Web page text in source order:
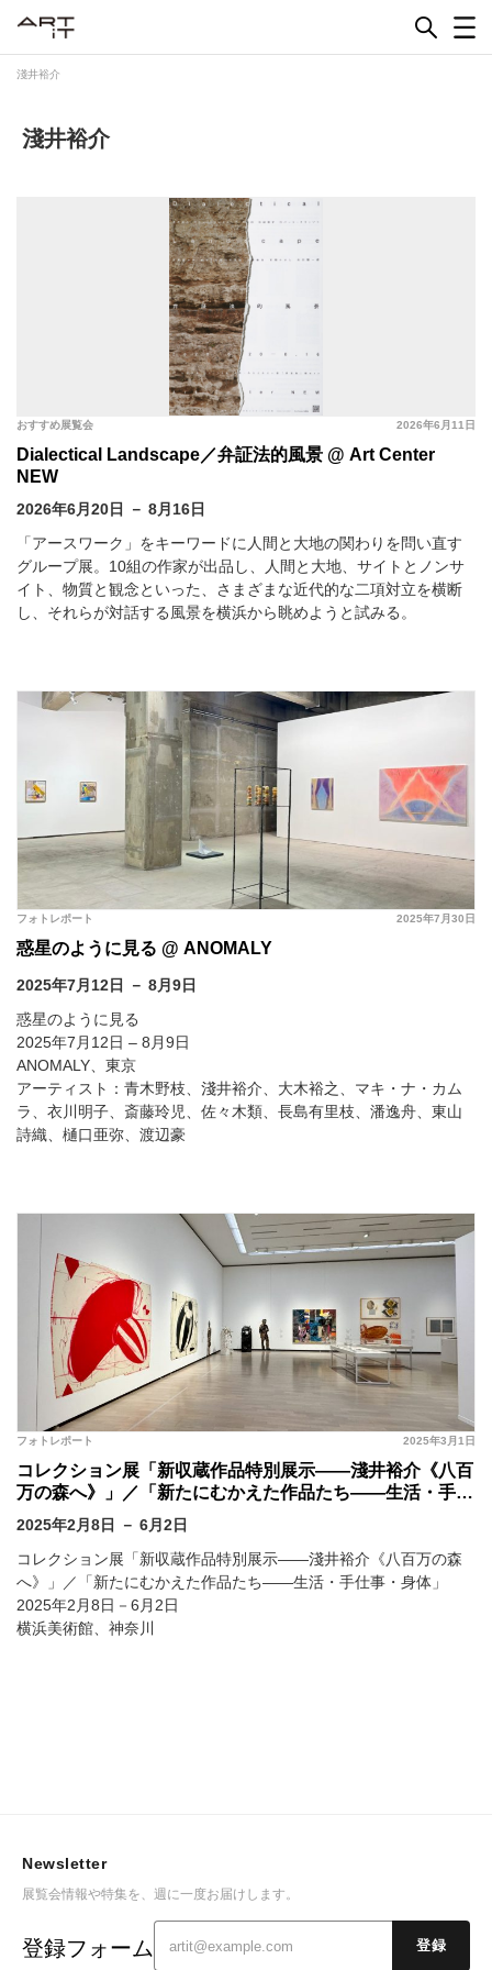
淺井裕介
淺井裕介
2026年6月11日
おすすめ展覧会
Dialectical Landscape／弁証法的風景 @ Art Center
NEW
2026年6月20日 － 8月16日
「アースワーク」をキーワードに人間と大地の関わりを問い直す
グループ展。10組の作家が出品し、人間と大地、サイトとノンサ
イト、物質と観念といった、さまざまな近代的な二項対立を横断
し、それらが対話する風景を横浜から眺めようと試みる。
2025年7月30日
フォトレポート
惑星のように見る @ ANOMALY
2025年7月12日 － 8月9日
惑星のように見る
2025年7月12日 – 8月9日
ANOMALY、東京
アーティスト：青木野枝、淺井裕介、大木裕之、マキ・ナ・カム
ラ、衣川明子、斎藤玲児、佐々木類、長島有里枝、潘逸舟、東山
詩織、樋口亜弥、渡辺豪
2025年3月1日
フォトレポート
コレクション展「新収蔵作品特別展示――淺井裕介《八百
万の森へ》」／「新たにむかえた作品たち――生活・手仕
事・身体」 @ 横浜美術館
2025年2月8日 － 6月2日
コレクション展「新収蔵作品特別展示――淺井裕介《八百万の森
へ》」／「新たにむかえた作品たち――生活・手仕事・身体」
2025年2月8日－6月2日
横浜美術館、神奈川
Newsletter
展覧会情報や特集を、週に一度お届けします。
登録フォーム 登録